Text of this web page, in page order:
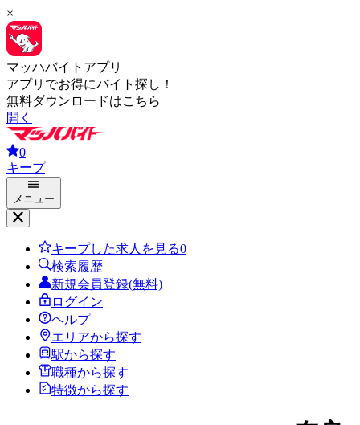
×
マッハバイトアプリ
アプリでお得にバイト探し！
無料ダウンロードはこちら
開く
0
キープ
メニュー
キープした求人を見る0
検索履歴
新規会員登録(無料)
ログイン
ヘルプ
エリアから探す
駅から探す
職種から探す
特徴から探す